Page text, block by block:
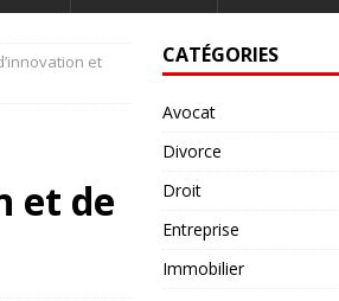
et
et de
CATÉGORIES
Avocat
Divorce
Droit
Entreprise
Immobilier